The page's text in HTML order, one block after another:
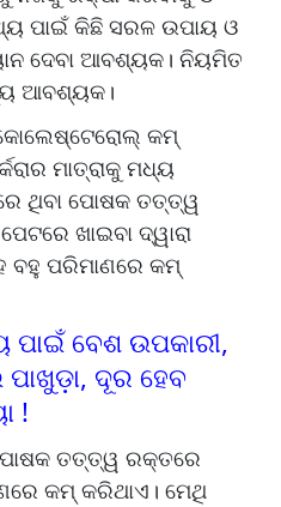
ପାଇଁ କିଛି ସରଳ ଉପାୟ ଓ
ଦେବା ଆବଶ୍ୟକ। ନିୟମିତ
ଆବଶ୍ୟକ।
କୋଲେଷ୍ଟେରୋଲ୍‌‌ କମ୍‌‌
ମାତ୍ରାକୁ ମଧ୍ୟ
ଥିବା ପୋଷକ ତତ୍ତ୍ୱ
ଖାଇବା ଦ୍ୱାରା
ବହୁ ପରିମାଣରେ କମ୍‌‌
ପାଇଁ ବେଶ ଉପକାରୀ,
ଦୂର ହେବ
!
ପୋଷକ ତତ୍ତ୍ୱ ରକ୍ତରେ
କମ୍‌‌ କରିଥାଏ। ମେଥି